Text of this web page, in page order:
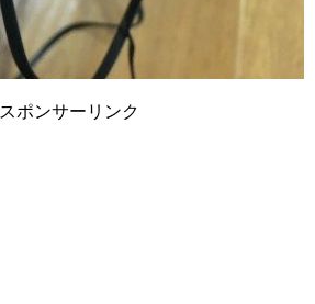
スポンサーリンク